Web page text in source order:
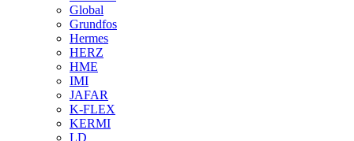
Global
Grundfos
Hermes
HERZ
HME
IMI
JAFAR
K-FLEX
KERMI
LD